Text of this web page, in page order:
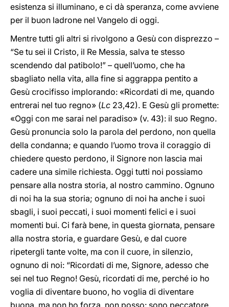
esistenza si illuminano, e ci dà speranza, come avviene
per il buon ladrone nel Vangelo di oggi.
Mentre tutti gli altri si rivolgono a Gesù con disprezzo –
“Se tu sei il Cristo, il Re Messia, salva te stesso
scendendo dal patibolo!” – quell’uomo, che ha
sbagliato nella vita, alla fine si aggrappa pentito a
Gesù crocifisso implorando: «Ricordati di me, quando
entrerai nel tuo regno» (Lc 23,42). E Gesù gli promette:
«Oggi con me sarai nel paradiso» (v. 43): il suo Regno.
Gesù pronuncia solo la parola del perdono, non quella
della condanna; e quando l’uomo trova il coraggio di
chiedere questo perdono, il Signore non lascia mai
cadere una simile richiesta. Oggi tutti noi possiamo
pensare alla nostra storia, al nostro cammino. Ognuno
di noi ha la sua storia; ognuno di noi ha anche i suoi
sbagli, i suoi peccati, i suoi momenti felici e i suoi
momenti bui. Ci farà bene, in questa giornata, pensare
alla nostra storia, e guardare Gesù, e dal cuore
ripetergli tante volte, ma con il cuore, in silenzio,
ognuno di noi: “Ricordati di me, Signore, adesso che
sei nel tuo Regno! Gesù, ricordati di me, perché io ho
voglia di diventare buono, ho voglia di diventare
buona, ma non ho forza, non posso: sono peccatore,